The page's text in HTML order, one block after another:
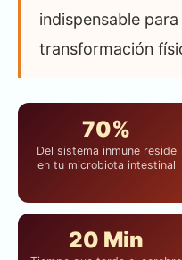
indispensable
transformación
70%
Del sistema inmune reside
en tu microbiota intestinal
20 Min